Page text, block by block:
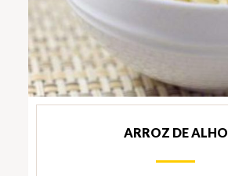
ARROZ DE ALHO